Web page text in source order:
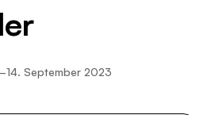
14. September 2023